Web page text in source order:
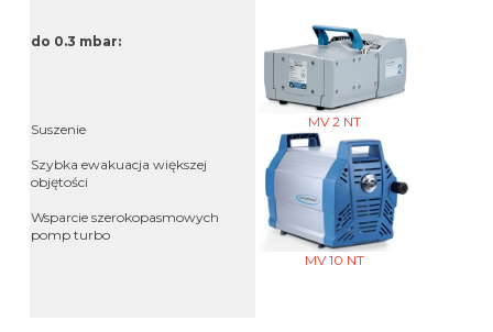
do 0.3 mbar:
Suszenie
Szybka ewakuacja większej
objętości
Wsparcie szerokopasmowych
pomp turbo
MV 2 NT
MV 10 NT